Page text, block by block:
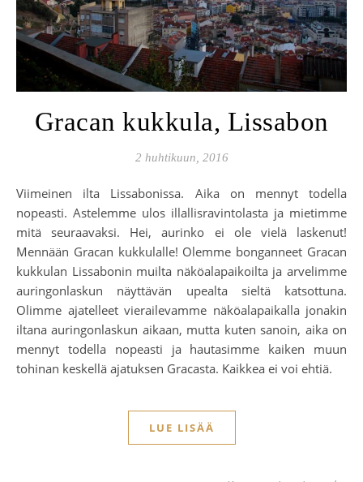
Gracan kukkula, Lissabon
2 huhtikuun, 2016
Viimeinen ilta Lissabonissa. Aika on mennyt todella
nopeasti. Astelemme ulos illallisravintolasta ja mietimme
mitä seuraavaksi. Hei, aurinko ei ole vielä laskenut!
Mennään Gracan kukkulalle! Olemme bonganneet Gracan
kukkulan Lissabonin muilta näköalapaikoilta ja arvelimme
auringonlaskun näyttävän upealta sieltä katsottuna.
Olimme ajatelleet vierailevamme näköalapaikalla jonakin
iltana auringonlaskun aikaan, mutta kuten sanoin, aika on
mennyt todella nopeasti ja hautasimme kaiken muun
tohinan keskellä ajatuksen Gracasta. Kaikkea ei voi ehtiä.
LUE LISÄÄ